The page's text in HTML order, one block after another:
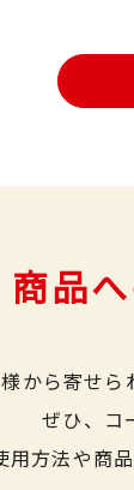
商品
から寄せら
ぜひ、コ
用方法や商